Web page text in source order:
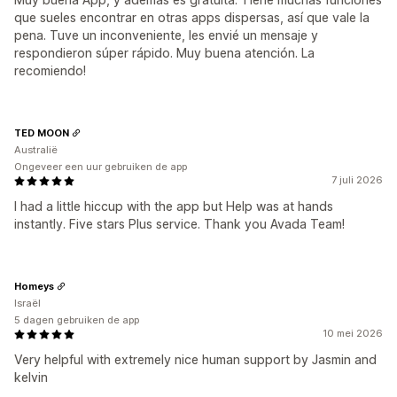
que sueles encontrar en otras apps dispersas, así que vale la
pena. Tuve un inconveniente, les envié un mensaje y
respondieron súper rápido. Muy buena atención. La
recomiendo!
7 juli 2026
I had a little hiccup with the app but Help was at hands
instantly. Five stars Plus service. Thank you Avada Team!
TED MOON
Australië
Ongeveer een uur gebruiken de app
10 mei 2026
Very helpful with extremely nice human support by Jasmin and
kelvin
Homeys
Israël
5 dagen gebruiken de app